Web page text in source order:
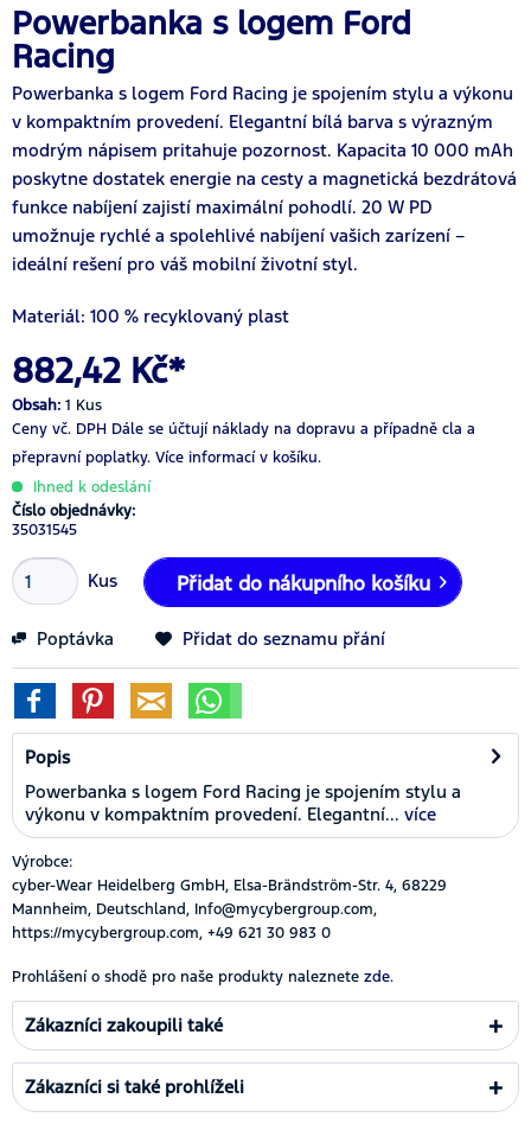
Powerbanka s logem Ford
Racing
Powerbanka s logem Ford Racing je spojením stylu a výkonu
v kompaktním provedení. Elegantní bílá barva s výrazným
modrým nápisem pritahuje pozornost. Kapacita 10 000 mAh
poskytne dostatek energie na cesty a magnetická bezdrátová
funkce nabíjení zajistí maximální pohodlí. 20 W PD
umožnuje rychlé a spolehlivé nabíjení vašich zarízení –
ideální rešení pro váš mobilní životní styl.
Materiál: 100 % recyklovaný plast
882,42 Kč*
Obsah: 1 Kus
Ceny vč. DPH Dále se účtují náklady na dopravu a případně cla a
přepravní poplatky. Více informací v košíku.
Ihned k odeslání
Číslo objednávky:
35031545
Kus Přidat do nákupního košíku
Poptávka Přidat do seznamu přání
Popis
Powerbanka s logem Ford Racing je spojením stylu a
výkonu v kompaktním provedení. Elegantní... více
Výrobce:
cyber-Wear Heidelberg GmbH, Elsa-Brändström-Str. 4, 68229
Mannheim, Deutschland, Info@mycybergroup.com,
https://mycybergroup.com, +49 621 30 983 0
Prohlášení o shodě pro naše produkty naleznete zde.
Zákazníci zakoupili také
Zákazníci si také prohlíželi